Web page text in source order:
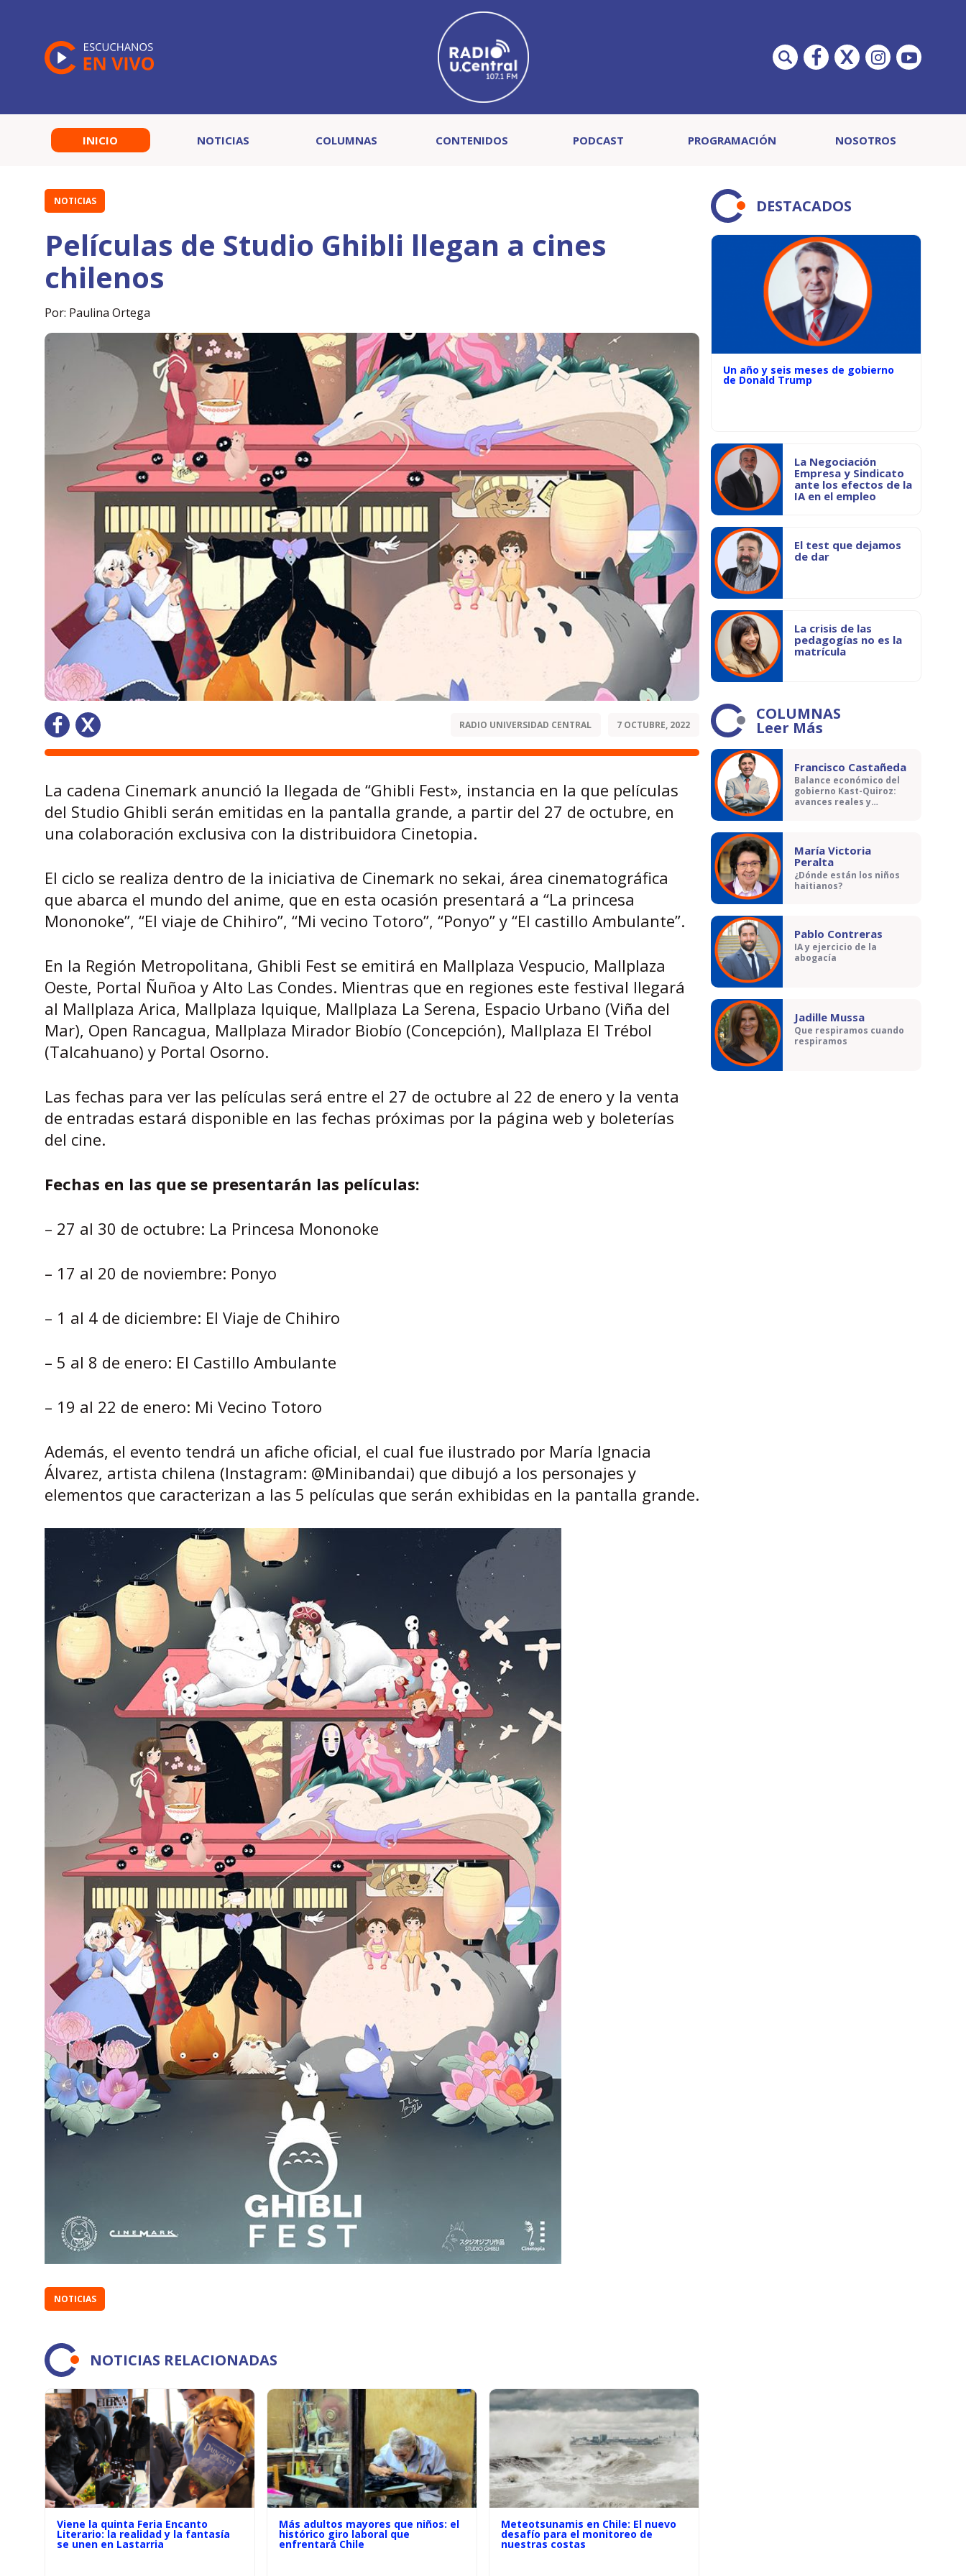
INICIO NOTICIAS COLUMNAS CONTENIDOS PODCAST PROGRAMACIÓN NOSOTROS
NOTICIAS
Películas de Studio Ghibli llegan a cines
chilenos
Por: Paulina Ortega
RADIO UNIVERSIDAD CENTRAL 7 OCTUBRE, 2022
La cadena Cinemark anunció la llegada de “Ghibli Fest», instancia en la que películas
del Studio Ghibli serán emitidas en la pantalla grande, a partir del 27 de octubre, en
una colaboración exclusiva con la distribuidora Cinetopia.
El ciclo se realiza dentro de la iniciativa de Cinemark no sekai, área cinematográfica
que abarca el mundo del anime, que en esta ocasión presentará a “La princesa
Mononoke”, “El viaje de Chihiro”, “Mi vecino Totoro”, “Ponyo” y “El castillo Ambulante”.
En la Región Metropolitana, Ghibli Fest se emitirá en Mallplaza Vespucio, Mallplaza
Oeste, Portal Ñuñoa y Alto Las Condes. Mientras que en regiones este festival llegará
al Mallplaza Arica, Mallplaza Iquique, Mallplaza La Serena, Espacio Urbano (Viña del
Mar), Open Rancagua, Mallplaza Mirador Biobío (Concepción), Mallplaza El Trébol
(Talcahuano) y Portal Osorno.
Las fechas para ver las películas será entre el 27 de octubre al 22 de enero y la venta
de entradas estará disponible en las fechas próximas por la página web y boleterías
del cine.
Fechas en las que se presentarán las películas:
– 27 al 30 de octubre: La Princesa Mononoke
– 17 al 20 de noviembre: Ponyo
– 1 al 4 de diciembre: El Viaje de Chihiro
– 5 al 8 de enero: El Castillo Ambulante
– 19 al 22 de enero: Mi Vecino Totoro
Además, el evento tendrá un afiche oficial, el cual fue ilustrado por María Ignacia
Álvarez, artista chilena (Instagram: @Minibandai) que dibujó a los personajes y
elementos que caracterizan a las 5 películas que serán exhibidas en la pantalla grande.
NOTICIAS
NOTICIAS RELACIONADAS
Viene la quinta Feria Encanto
Literario: la realidad y la fantasía
se unen en Lastarria
Más adultos mayores que niños: el
histórico giro laboral que
enfrentará Chile
Meteotsunamis en Chile: El nuevo
desafío para el monitoreo de
nuestras costas
DESTACADOS
Un año y seis meses de gobierno
de Donald Trump
La Negociación
Empresa y Sindicato
ante los efectos de la
IA en el empleo
El test que dejamos
de dar
La crisis de las
pedagogías no es la
matrícula
COLUMNAS
Leer Más
Francisco Castañeda
Balance económico del
gobierno Kast-Quiroz:
avances reales y
María Victoria
Peralta
¿Dónde están los niños
haitianos?
Pablo Contreras
IA y ejercicio de la
abogacía
Jadille Mussa
Que respiramos cuando
respiramos